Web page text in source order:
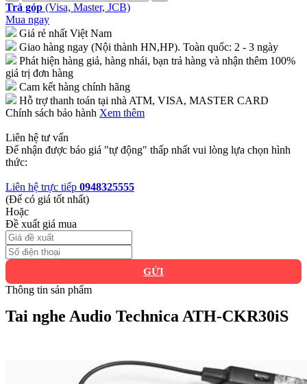
Trả góp (Visa, Master, JCB)
Mua ngay
Giá rẻ nhất Việt Nam
Giao hàng ngay (Nội thành HN,HP). Toàn quốc: 2 - 3 ngày
Phát hiện hàng giả, hàng nhái, bạn trả hàng và nhận thêm 100%
giá trị đơn hàng
Cam kết hàng chính hãng
Hỗ trợ thanh toán tại nhà ATM, VISA, MASTER CARD
Chính sách bảo hành Xem thêm
Liên hệ tư vấn
Để nhận được báo giá "tự động" thấp nhất vui lòng lựa chọn hình
thức:
Liên hệ trực tiếp 0948325555
(Để có giá tốt nhất)
Hoặc
Đề xuất giá mua
GỬI
Thông tin sản phẩm
Tai nghe Audio Technica ATH-CKR30iS